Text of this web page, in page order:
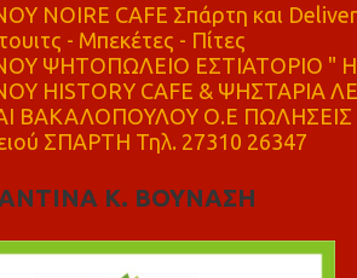
NOIRE CAFE Σπάρτη και
- Μπεκέτες - Πίτες
ΨΗΤΟΠΩΛΕΙΟ ΕΣΤΙΑΤΟΡΙΟ "
HISTORY CAFE & ΨΗΣΤΑΡΙΑ
ΒΑΚΑΛΟΠΟΥΛΟΥ Ο.Ε ΠΩΛΗΣΕΙΣ
ΣΠΑΡΤΗ Τηλ. 27310 26347
Κ. ΒΟΥΝΑΣΗ